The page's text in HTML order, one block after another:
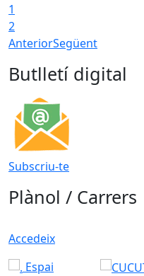
1
2
AnteriorSegüent
Butlletí digital
Subscriu-te
Plànol / Carrers
Accedeix
Espai